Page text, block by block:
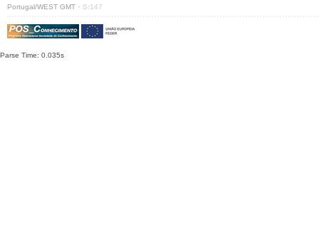
Portugal/WEST GMT · S:147
Parse Time: 0.035s